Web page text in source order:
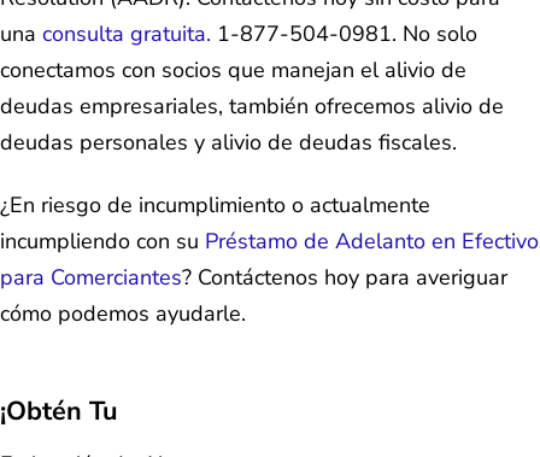
una consulta gratuita. 1-877-504-0981. No solo
conectamos con socios que manejan el alivio de
deudas empresariales, también ofrecemos alivio de
deudas personales y alivio de deudas fiscales.
¿En riesgo de incumplimiento o actualmente
incumpliendo con su Préstamo de Adelanto en Efectivo
para Comerciantes? Contáctenos hoy para averiguar
cómo podemos ayudarle.
¡Obtén Tu